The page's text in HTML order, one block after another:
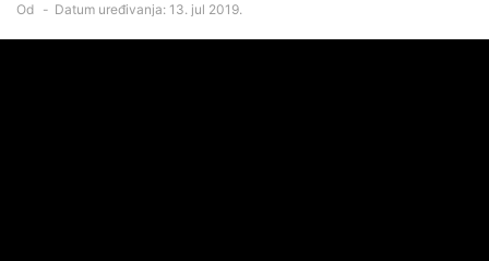
Od - Datum uređivanja: 13. jul 2019.